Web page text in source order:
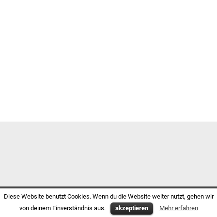
Diese Website benutzt Cookies. Wenn du die Website weiter nutzt, gehen wir
von deinem Einverständnis aus.
akzeptieren Mehr erfahren